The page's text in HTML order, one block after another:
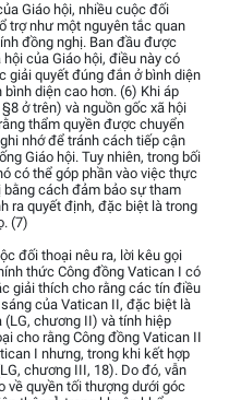
Giáo hội, nhiều cuộc đối
trợ như một nguyên tắc quan
đồng nghị. Ban đầu được
của Giáo hội, điều này có
giải quyết đúng đắn ở bình diện
diện cao hơn. (6) Khi áp
ở trên) và nguồn gốc xã hội
thẩm quyền được chuyển
nhớ để tránh cách tiếp cận
Giáo hội. Tuy nhiên, trong bối
có thể góp phần vào việc thực
cách đảm bảo sự tham
ra quyết định, đặc biệt là trong
(7)
đối thoại nêu ra, lời kêu gọi
thức Công đồng Vatican I có
giải thích cho rằng các tín điều
của Vatican II, đặc biệt là
(LG, chương II) và tính hiệp
cho rằng Công đồng Vatican II
I nhưng, trong khi kết hợp
chương III, 18). Do đó, vẫn
về quyền tối thượng dưới góc